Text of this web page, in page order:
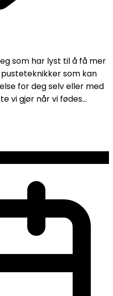
som har lyst til å få mer
som kan
for deg selv eller med
vi gjør når vi fødes...